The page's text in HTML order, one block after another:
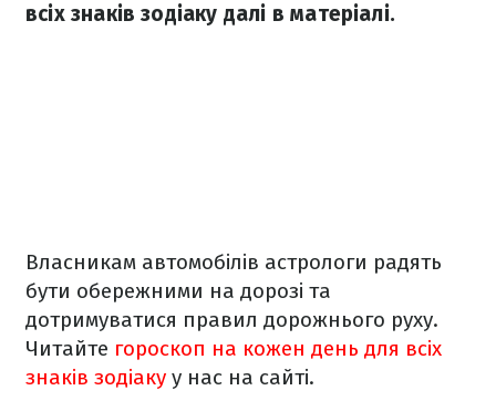
всіх знаків зодіаку далі в матеріалі.
Власникам автомобілів астрологи радять
бути обережними на дорозі та
дотримуватися правил дорожнього руху.
Читайте гороскоп на кожен день для всіх
знаків зодіаку у нас на сайті.